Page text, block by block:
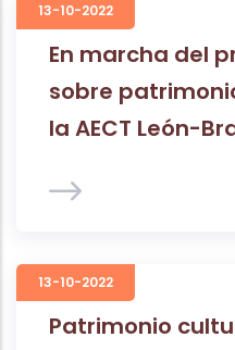
13-10-2022
En marcha del
sobre
la AECT León-
13-10-2022
Patrimonio